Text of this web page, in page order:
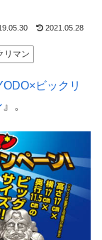
2021.05.28
リマン
ビックリ
』。